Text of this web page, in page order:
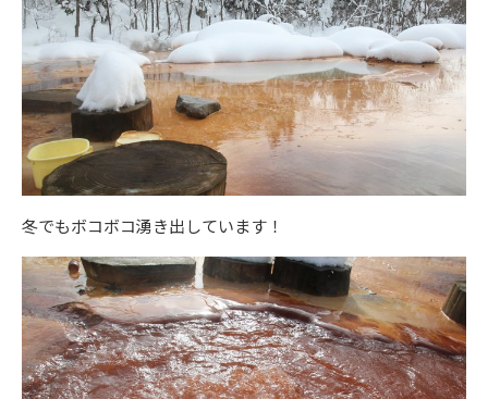
冬でもボコボコ湧き出しています！